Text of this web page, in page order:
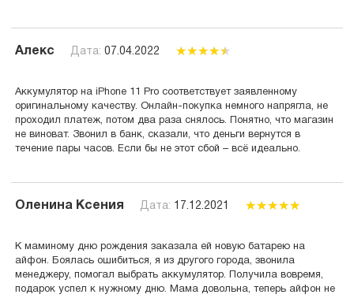
Алекс Дата: 07.04.2022
Аккумулятор на iPhone 11 Pro соответствует заявленному
оригинальному качеству. Онлайн-покупка немного напрягла, не
проходил платеж, потом два раза снялось. Понятно, что магазин
не виноват. Звонил в банк, сказали, что деньги вернутся в
течение пары часов. Если бы не этот сбой – всё идеально.
Оленина Ксения Дата: 17.12.2021
К маминому дню рождения заказала ей новую батарею на
айфон. Боялась ошибиться, я из другого города, звонила
менеджеру, помогал выбрать аккумулятор. Получила вовремя,
подарок успел к нужному дню. Мама довольна, теперь айфон не